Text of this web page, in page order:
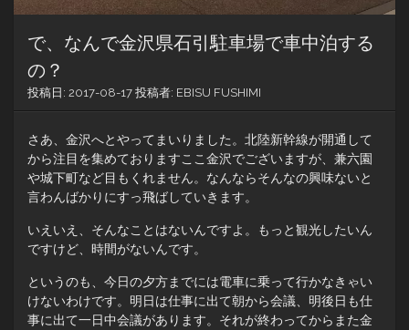
で、なんで金沢県石引駐車場で車中泊する
の？
投稿日: 2017-08-17 投稿者: EBISU FUSHIMI
さあ、金沢へとやってまいりました。北陸新幹線が開通して
から注目を集めておりますここ金沢でございますが、兼六園
や城下町など目もくれません。なんならそんなの興味ないと
言わんばかりにすっ飛ばしていきます。
いえいえ、そんなことはないんですよ。もっと観光したいん
ですけど、時間がないんです。
というのも、今日の夕方までには電車に乗って行かなきゃい
けないわけです。明日は仕事に出て朝から会議、明後日も仕
事に出て一日中会議があります。それが終わってからまた金